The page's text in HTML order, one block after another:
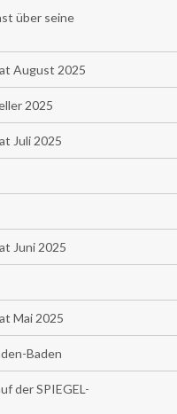
über seine
August 2025
2025
Juli 2025
Juni 2025
Mai 2025
Baden
der SPIEGEL-